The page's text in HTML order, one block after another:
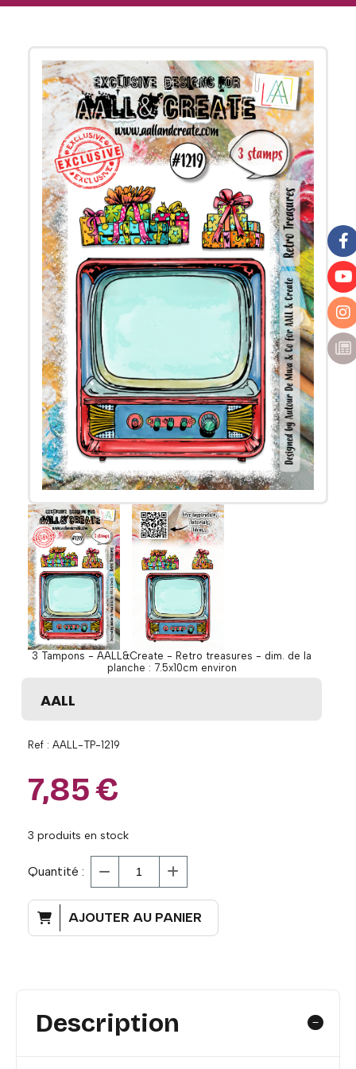
3 Tampons - AALL&Create - Retro treasures - dim. de la
planche : 7.5x10cm environ
AALL
Ref : AALL-TP-1219
7,85€
3 produits en stock
Quantité :
AJOUTER AU PANIER
Description